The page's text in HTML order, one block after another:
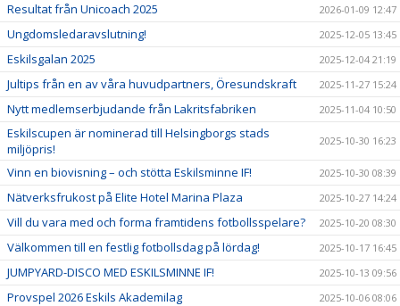
Resultat från Unicoach 2025 2026-01-09 12:47
Ungdomsledaravslutning! 2025-12-05 13:45
Eskilsgalan 2025 2025-12-04 21:19
Jultips från en av våra huvudpartners, Öresundskraft 2025-11-27 15:24
Nytt medlemserbjudande från Lakritsfabriken 2025-11-04 10:50
Eskilscupen är nominerad till Helsingborgs stads
miljöpris!
2025-10-30 16:23
Vinn en biovisning – och stötta Eskilsminne IF! 2025-10-30 08:39
Nätverksfrukost på Elite Hotel Marina Plaza 2025-10-27 14:24
Vill du vara med och forma framtidens fotbollsspelare? 2025-10-20 08:30
Välkommen till en festlig fotbollsdag på lördag! 2025-10-17 16:45
JUMPYARD-DISCO MED ESKILSMINNE IF! 2025-10-13 09:56
Provspel 2026 Eskils Akademilag 2025-10-06 08:06